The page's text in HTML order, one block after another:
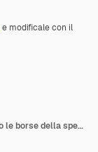
e modificale con il
Giovane donna alla moda che tiene in mano le borse della spesa e la percentuale di sconto attraverso il foro di carta strappata nel muro